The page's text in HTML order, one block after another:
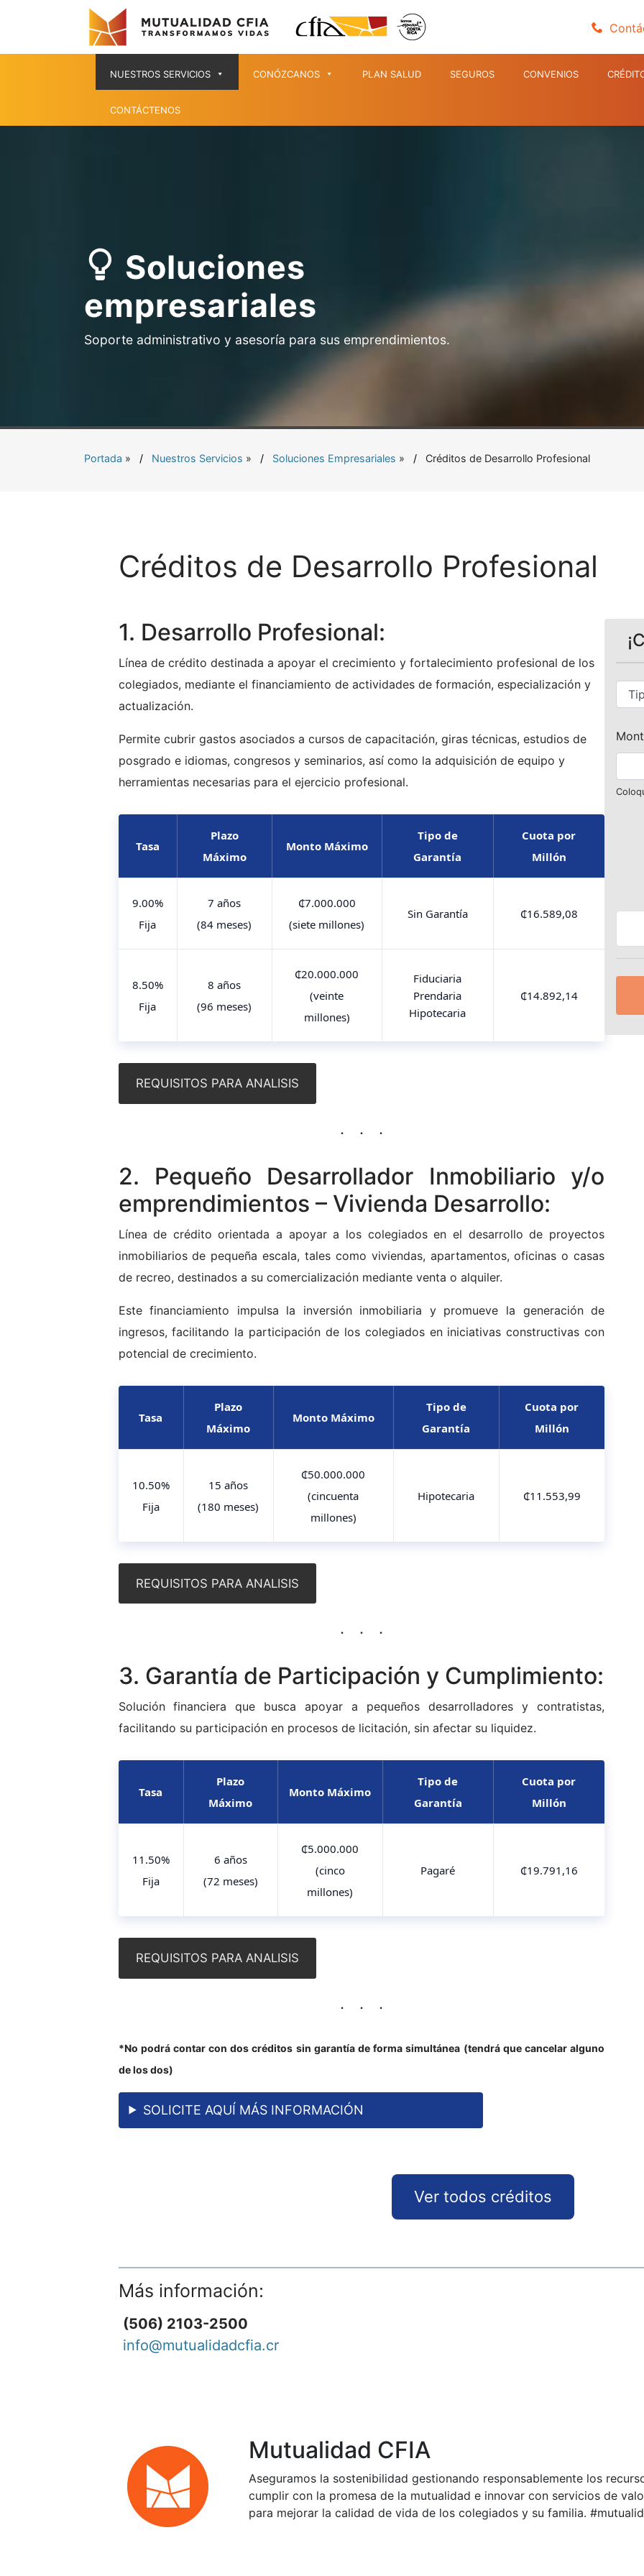
NUESTROS SERVICIOS CONÓZCANOS PLAN SALUD SEGUROS CONVENIOS
CONTÁCTENOS
Soluciones
empresariales
Soporte administrativo y asesoría para sus emprendimientos.
Portada » Nuestros Servicios » Soluciones Empresariales » Créditos de Desarrollo Profesional
Créditos de Desarrollo Profesional
1. Desarrollo Profesional:
Línea de crédito destinada a apoyar el crecimiento y fortalecimiento profesional de los
colegiados, mediante el financiamiento de actividades de formación, especialización y
actualización.
Permite cubrir gastos asociados a cursos de capacitación, giras técnicas, estudios de
posgrado e idiomas, congresos y seminarios, así como la adquisición de equipo y
herramientas necesarias para el ejercicio profesional.
Tasa
Plazo
Máximo
Monto Máximo
Tipo de
Garantía
Cuota por
Millón
9.00%
Fija
7 años
(84 meses)
₵7.000.000
(siete millones)
Sin Garantía ₵16.589,08
8.50%
Fija
8 años
(96 meses)
₵20.000.000
(veinte
millones)
Fiduciaria
Prendaria
Hipotecaria
₵14.892,14
REQUISITOS PARA ANALISIS
2. Pequeño Desarrollador Inmobiliario y/o
emprendimientos – Vivienda Desarrollo:
Línea de crédito orientada a apoyar a los colegiados en el desarrollo de proyectos
inmobiliarios de pequeña escala, tales como viviendas, apartamentos, oficinas o casas
de recreo, destinados a su comercialización mediante venta o alquiler.
Este financiamiento impulsa la inversión inmobiliaria y promueve la generación de
ingresos, facilitando la participación de los colegiados en iniciativas constructivas con
potencial de crecimiento.
Tasa
Plazo
Máximo
Monto Máximo
Tipo de
Garantía
Cuota por
Millón
10.50%
Fija
15 años
(180 meses)
₵50.000.000
(cincuenta
millones)
Hipotecaria ₵11.553,99
REQUISITOS PARA ANALISIS
3. Garantía de Participación y Cumplimiento:
Solución financiera que busca apoyar a pequeños desarrolladores y contratistas,
facilitando su participación en procesos de licitación, sin afectar su liquidez.
Tasa
Plazo
Máximo
Monto Máximo
Tipo de
Garantía
Cuota por
Millón
11.50%
Fija
6 años
(72 meses)
₵5.000.000
(cinco
millones)
Pagaré ₵19.791,16
REQUISITOS PARA ANALISIS
*No podrá contar con dos créditos sin garantía de forma simultánea (tendrá que cancelar alguno
de los dos)
SOLICITE AQUÍ MÁS INFORMACIÓN
Ver todos créditos
Más información:
(506) 2103-2500
info@mutualidadcfia.cr
Mutualidad CFIA
Aseguramos la sostenibilidad gestionando responsablemente los
cumplir con la promesa de la mutualidad e innovar con servicios de
para mejorar la calidad de vida de los colegiados y su familia.